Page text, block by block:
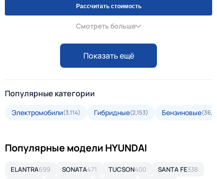
Рассчитать стоимость
Смотреть больше
Показать ещё
Популярные категории
Электромобили(3,114) Гибридные(2,153) Бензиновые
Популярные модели HYUNDAI
ELANTRA699 SONATA471 TUCSON400 SANTA FE338